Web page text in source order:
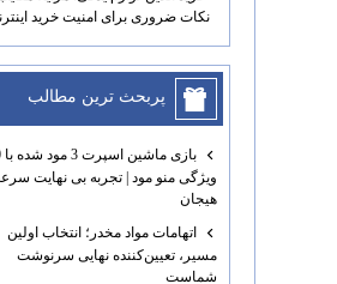
نکات ضروری برای امنیت خرید
پربحث ترين مطالب
ویژگی منو مود | تجربه بی نهایت
هیجان
اتهامات مواد مخدر؛ انتخاب اولین
مسیر، تعیین‌کننده نهایی سرنوشت
شماست